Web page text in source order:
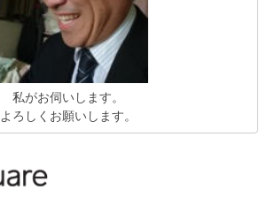
私がお伺いします。
よろしくお願いします。